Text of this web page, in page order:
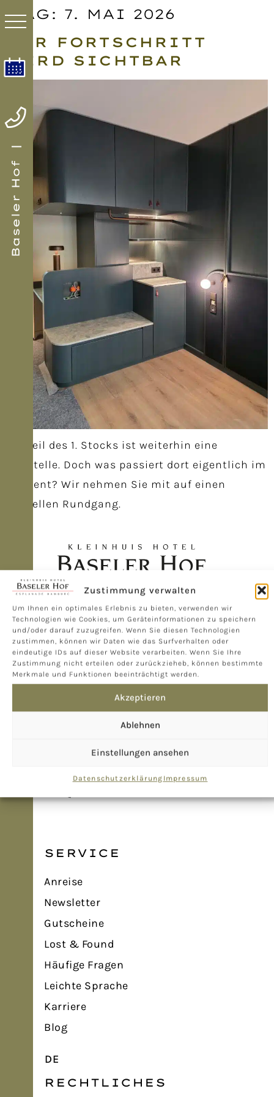
Zustimmung verwalten
Um Ihnen ein optimales Erlebnis zu bieten, verwenden wir
Technologien wie Cookies, um Geräteinformationen zu speichern
und/oder darauf zuzugreifen. Wenn Sie diesen Technologien
zustimmen, können wir Daten wie das Surfverhalten oder
eindeutige IDs auf dieser Website verarbeiten. Wenn Sie Ihre
Zustimmung nicht erteilen oder zurückzieheb, können bestimmte
Merkmale und Funktionen beeinträchtigt werden.
Akzeptieren
Ablehnen
Einstellungen ansehen
Datenschutzerklärung Impressum
TAG: 7. MAI 2026
DER FORTSCHRITT
WIRD SICHTBAR
Ein Teil des 1. Stocks ist weiterhin eine
Baustelle. Doch was passiert dort eigentlich im
Moment? Wir nehmen Sie mit auf einen
virtuellen Rundgang.
ANSCHRIFT
Kleinhuis Hotel
Baseler Hof
20354 Hamburg
SERVICE
Anreise
Newsletter
Gutscheine
Lost & Found
Häufige Fragen
Leichte Sprache
Karriere
Blog
DE
RECHTLICHES